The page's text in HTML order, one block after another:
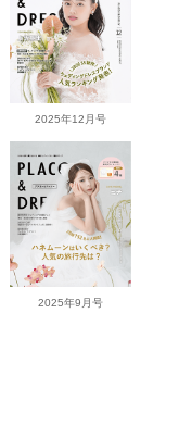
2025年12月号
2025年9月号